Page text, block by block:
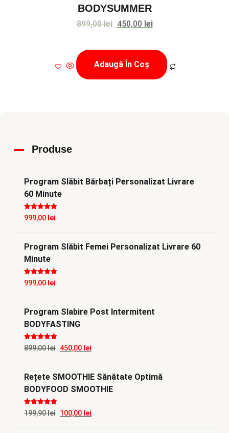
BODYSUMMER
899,00lei Prețul
a
fost:
899,00 lei.
450,00 leiPrețul
este:
450,00 lei.
Adaugă În Coș
Produse
Program Slăbit Bărbați Personalizat Livrare
60 Minute
Evaluat la5
din 5
999,00 lei
Program Slăbit Femei Personalizat Livrare 60
Minute
Evaluat la5
din 5
999,00 lei
Program Slabire Post Intermitent
BODYFASTING
Evaluat la5
din 5
899,00lei Prețul
inițial
a
fost:
450,00 lei
curent
este:
450,00 lei.
Rețete SMOOTHIE Sănătate Optimă
BODYFOOD SMOOTHIE
Evaluat la5
din 5
199,90lei Prețul
inițial
100,00 lei
curent